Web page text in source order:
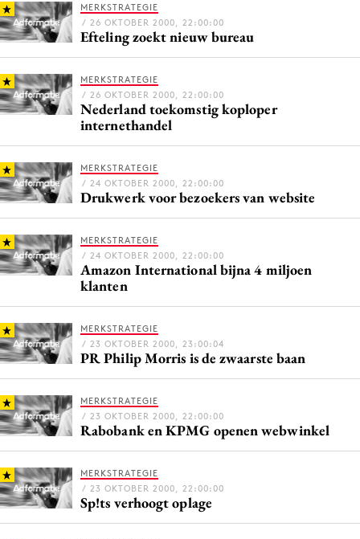
Menu
Home
9 sept: GenAI-training
12 nov: MarketingLive!
Adverteren
Events
Opleidingen
Vacatures
Academy
Topics
Artificial Intelligence
Bureaus
Campagnes
Carriere
Contentmarketing
Craft
Customer Experience
Data & Insights
MERKSTRATEGIE
/ 26 OKTOBER 2000, 22:00:00
Efteling zoekt nieuw bureau
MERKSTRATEGIE
/ 26 OKTOBER 2000, 22:00:00
Nederland toekomstig koploper
internethandel
MERKSTRATEGIE
/ 24 OKTOBER 2000, 22:00:00
Drukwerk voor bezoekers van website
MERKSTRATEGIE
/ 24 OKTOBER 2000, 22:00:00
Amazon International bijna 4 miljoen
klanten
MERKSTRATEGIE
/ 23 OKTOBER 2000, 23:00:04
PR Philip Morris is de zwaarste baan
MERKSTRATEGIE
/ 23 OKTOBER 2000, 22:00:00
Rabobank en KPMG openen webwinkel
MERKSTRATEGIE
/ 23 OKTOBER 2000, 22:00:00
Sp!ts verhoogt oplage